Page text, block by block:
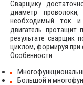
Сварщику
диаметр
необходимый ток
двигатель протащит
результате сварщик
циклом, формируя при
Особенности:
Большой и